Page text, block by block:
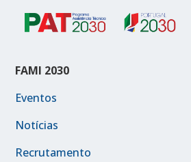
FAMI 2030
Eventos
Notícias
Recrutamento